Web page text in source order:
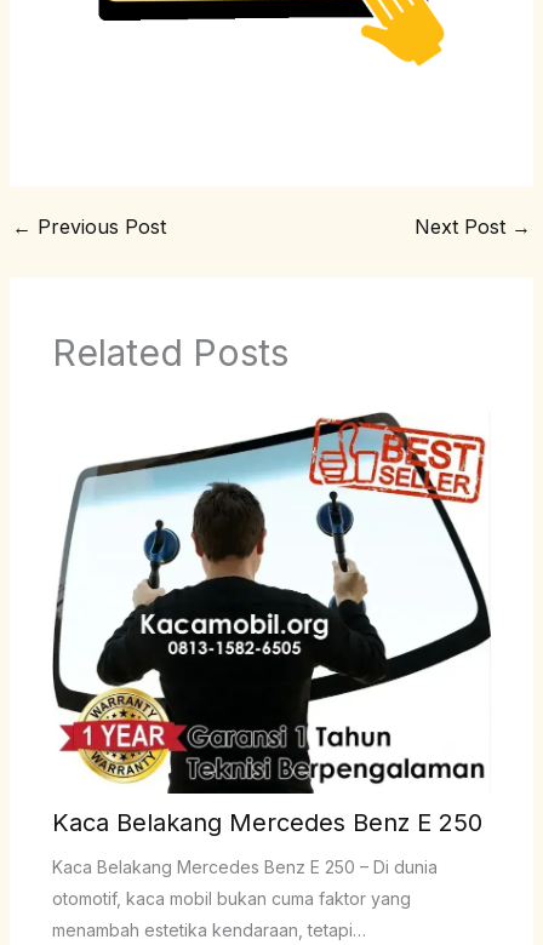
← Previous Post Next Post →
Related Posts
Kaca Belakang Mercedes Benz E 250
Kaca Belakang Mercedes Benz E 250 – Di dunia
otomotif, kaca mobil bukan cuma faktor yang
menambah estetika kendaraan, tetapi…